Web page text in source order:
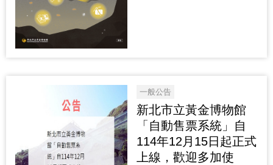
一般公告
新北市立黃金博物館
「自動售票系統」自
114年12月15日起正式
上線，歡迎多加使